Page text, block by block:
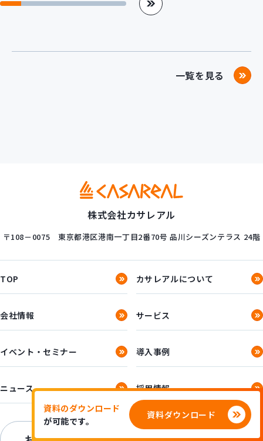
資料のダウンロード
が可能です。
資料ダウンロード
一覧を見る
株式会社カサレアル
〒108－0075 東京都港区港南一丁目2番70号 品川シーズンテラス 24階
TOP カサレアルについて
会社情報 サービス
イベント・セミナー 導入事例
ニュース 採用情報